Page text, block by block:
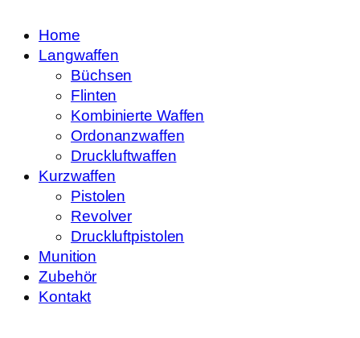
Home
Langwaffen
Büchsen
Flinten
Kombinierte Waffen
Ordonanzwaffen
Druckluftwaffen
Kurzwaffen
Pistolen
Revolver
Druckluftpistolen
Munition
Zubehör
Kontakt